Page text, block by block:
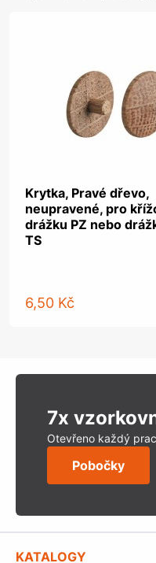
Krytka, Pravé dřevo,
neupravené, pro
drážku PZ nebo
TS
6,50 Kč
7x
Otevřeno každý
Pobočky
KATALOGY